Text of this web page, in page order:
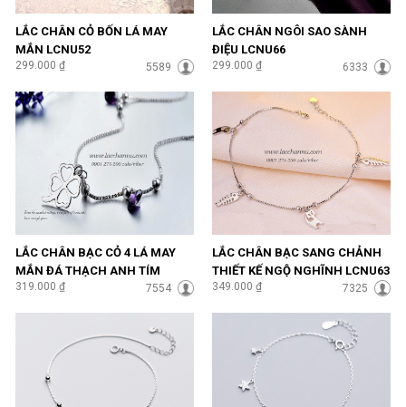
LẮC CHÂN CỎ BỐN LÁ MAY
MẮN LCNU52
299.000 ₫ 5589
LẮC CHÂN NGÔI SAO SÀNH
ĐIỆU LCNU66
299.000 ₫ 6333
LẮC CHÂN BẠC CỎ 4 LÁ MAY
MẮN ĐÁ THẠCH ANH TÍM
SANG CHẢNH LCNU57
319.000 ₫ 7554
LẮC CHÂN BẠC SANG CHẢNH
THIẾT KẾ NGỘ NGHĨNH LCNU63
349.000 ₫ 7325